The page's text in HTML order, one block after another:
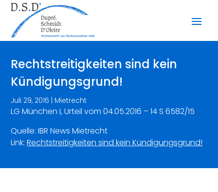
Rechtstreitigkeiten sind kein
Kündigungsgrund!
Juli 29, 2016 | Mietrecht
LG München I, Urteil vom 04.05.2016 – 14 S 6582/15
Quelle: IBR News Mietrecht
Link:Rechtstreitigkeiten sind kein Kündigungsgrund!